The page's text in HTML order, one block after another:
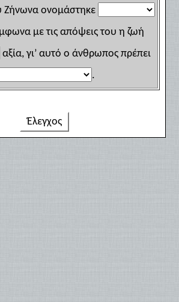
Ζήνωνα ονομάστηκε
με τις απόψεις του η ζωή
αξία, γι’ αυτό ο άνθρωπος πρέπει
.
Έλεγχος